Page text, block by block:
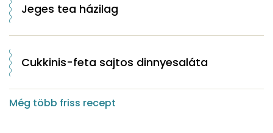
Jeges tea házilag
Cukkinis-feta sajtos dinnyesaláta
Még több friss recept